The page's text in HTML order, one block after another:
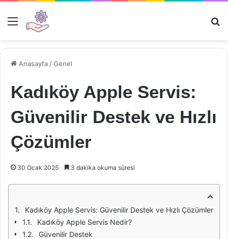
Menü
Anasayfa /Genel
Kadıköy Apple Servis:
Güvenilir Destek ve Hızlı
Çözümler
30 Ocak 2025 3 dakika okuma süresi
Kadıköy Apple Servis: Güvenilir Destek ve Hızlı Çözümler
Kadıköy Apple Servis Nedir?
Güvenilir Destek